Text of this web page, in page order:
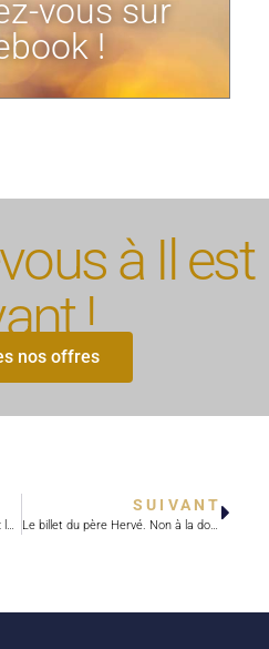
vous sur
!
à Il est
!
nos offres
Canonisation de Jean Paul II, J-2 : la croix des JMJ, 30 ans autour du monde !
SUIVANT
Le billet du père Hervé. Non à la dodo-ration!